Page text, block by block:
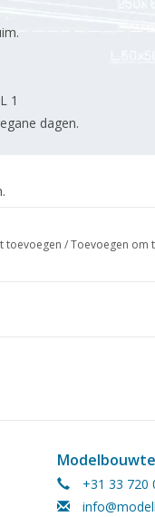
1
dagen.
voor de
toevoegen /Toevoegen om
+31 33 720